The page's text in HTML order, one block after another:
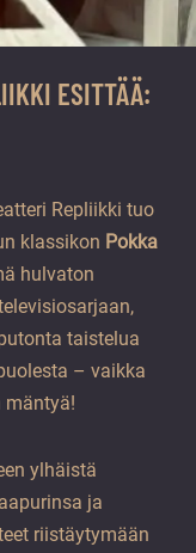
ESITTÄÄ:
Repliikki tuo
klassikon Pokka
hulvaton
taistelua
– vaikka
mäntyä!
ylhäistä
ja
riistäytymään